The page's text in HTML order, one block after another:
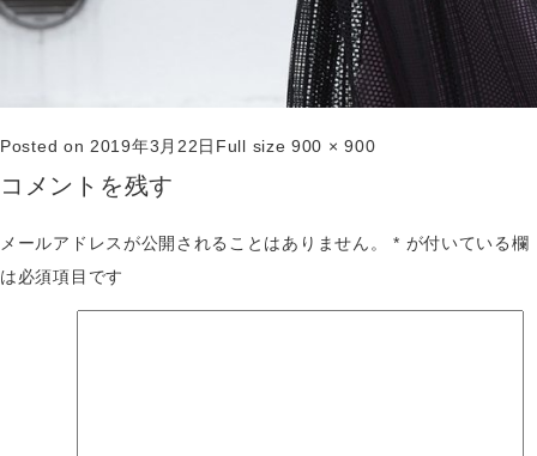
Posted on 2019年3月22日 Full size900 × 900
コメントを残す
メールアドレスが公開されることはありません。 * が付いている欄
は必須項目です